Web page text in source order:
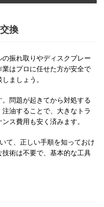
換
振れ取りやディスクブレー
はプロに任せた方が安全で
ましょう。
問題が起きてから対処する
油することで、大きなトラ
ス費用も安く済みます。
て、正しい手順を知っておけ
術は不要で、基本的な工具